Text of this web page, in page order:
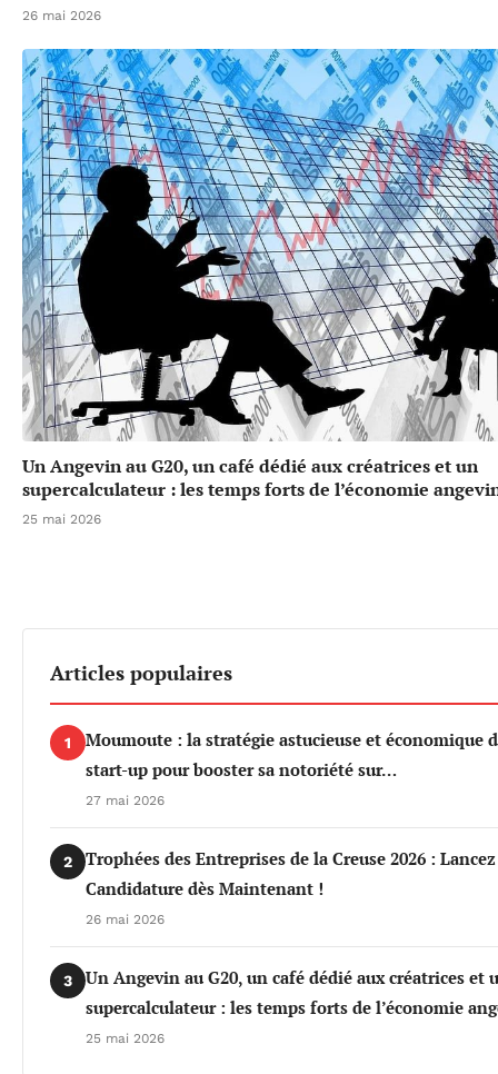
26 mai 2026
Un Angevin au G20, un café dédié aux créatrices et un
supercalculateur : les temps forts de l’économie
25 mai 2026
Articles populaires
1
Moumoute : la stratégie astucieuse et économique
start-up pour booster sa notoriété sur…
27 mai 2026
2
Trophées des Entreprises de la Creuse 2026 :
Candidature dès Maintenant !
26 mai 2026
3
Un Angevin au G20, un café dédié aux créatrices et
supercalculateur : les temps forts de l’économie
25 mai 2026